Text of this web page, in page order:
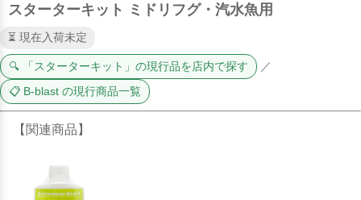
スターターキット ミドリフグ・汽水魚用
⏳ 現在入荷未定
🔍 「スターターキット」の現行品を店内で探す ／
📋 B-blast の現行商品一覧
【関連商品】